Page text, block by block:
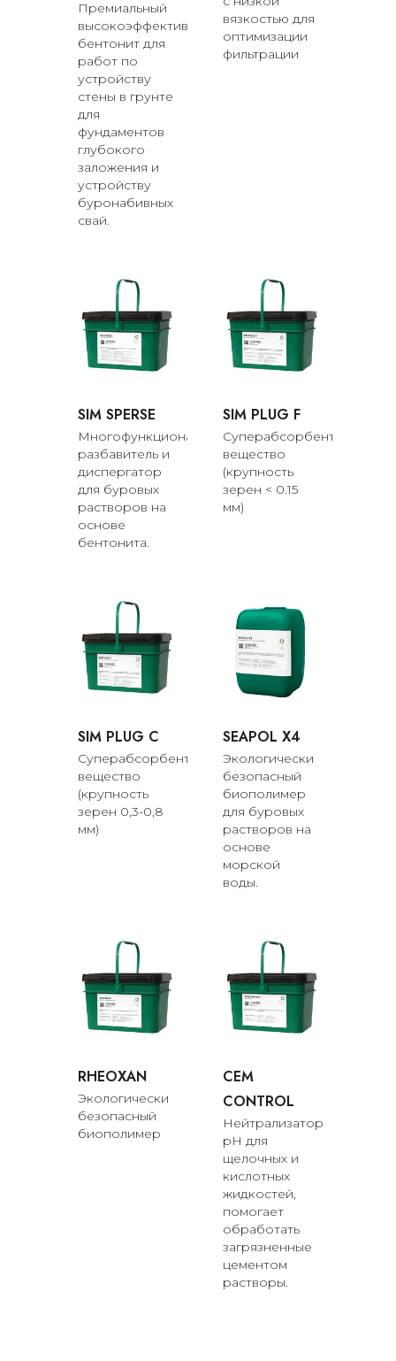
Премиальный
высокоэффективный
бентонит для
работ по
устройству
стены в грунте
для
фундаментов
глубокого
заложения и
устройству
буронабивных
свай.
вязкостью для
оптимизации
фильтрации
SIM SPERSE
Многофункциональный
разбавитель и
диспергатор
для буровых
растворов на
основе
бентонита.
SIM PLUG F
Суперабсорбентное
вещество
(крупность
зерен < 0.15
мм)
SIM PLUG C
Суперабсорбентное
вещество
(крупность
зерен 0,3-0,8
мм)
SEAPOL X4
Экологически
безопасный
биополимер
для буровых
растворов на
основе
морской
воды.
RHEOXAN
Экологически
безопасный
биополимер
CEM
CONTROL
Нейтрализатор
pH для
щелочных и
кислотных
жидкостей,
помогает
обработать
загрязненные
цементом
растворы.